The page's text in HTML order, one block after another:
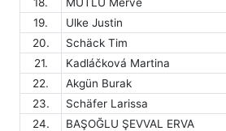
19.
Ulke Justin
20.
Schäck Tim
21.
Kadláčková Martina
22.
Akgün Burak
23.
Schäfer Larissa
24.
BAŞOĞLU ŞEVVAL ERVA